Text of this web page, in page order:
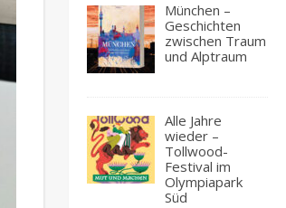
München –
Geschichten
zwischen Traum
und Alptraum
Alle Jahre
wieder –
Tollwood-
Festival im
Olympiapark
Süd